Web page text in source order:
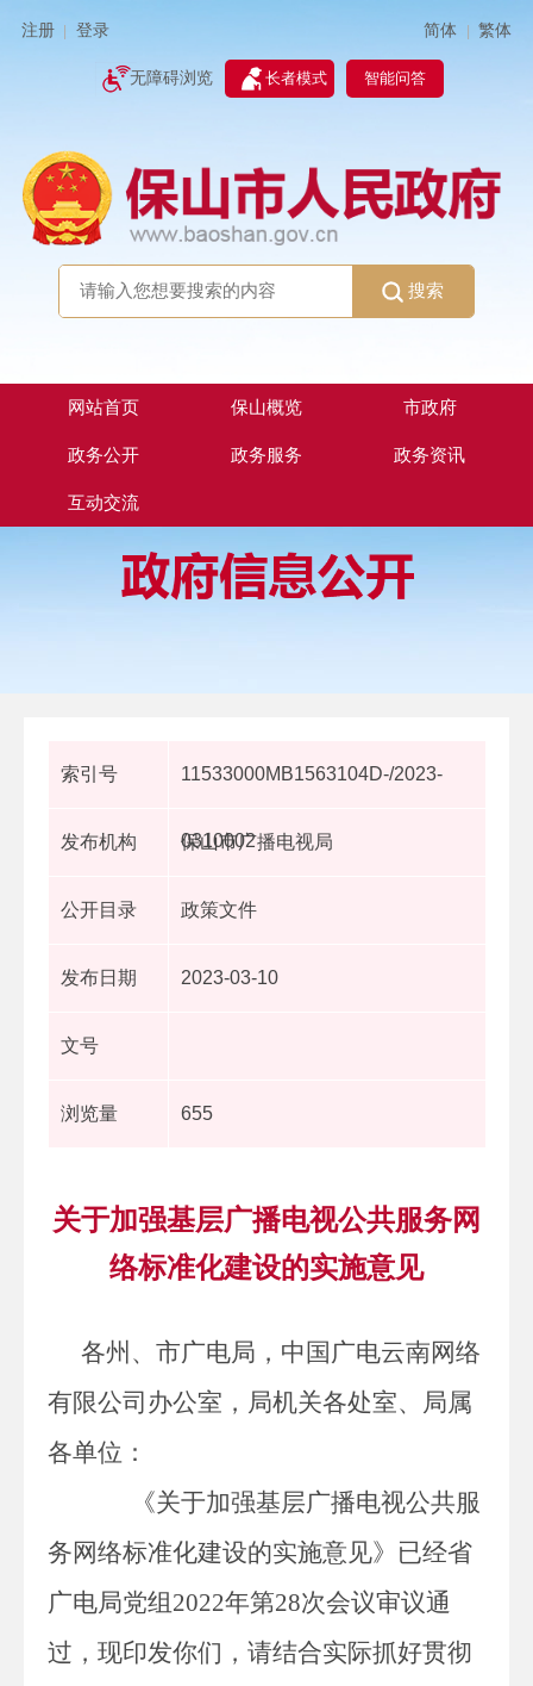
注册 登录 简体 | 繁体
无障碍浏览 长者模式 智能问答
搜索
网站首页 保山概览 市政府
政务公开 政务服务 政务资讯
互动交流
索引号 11533000MB1563104D-/2023-
0310002
发布机构 保山市广播电视局
公开目录 政策文件
发布日期 2023-03-10
文号
浏览量 655
关于加强基层广播电视公共服务网
络标准化建设的实施意见
各州、市广电局，中国广电云南网络
有限公司办公室，局机关各处室、局属
各单位：
《关于加强基层广播电视公共服
务网络标准化建设的实施意见》已经省
广电局党组2022年第28次会议审议通
过，现印发你们，请结合实际抓好贯彻